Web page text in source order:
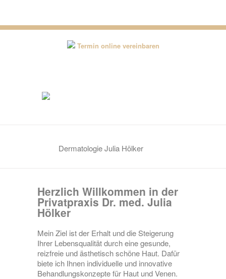
Termin online vereinbaren
Dermatologie Julia Hölker
Herzlich Willkommen in der
Privatpraxis Dr. med. Julia
Hölker
Mein Ziel ist der Erhalt und die Steigerung
Ihrer Lebensqualität durch eine gesunde,
reizfreie und ästhetisch schöne Haut. Dafür
biete ich Ihnen individuelle und innovative
Behandlungskonzepte für Haut und Venen.